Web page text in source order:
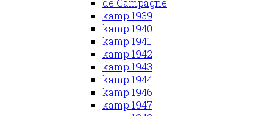
de Campagne
kamp 1939
kamp 1940
kamp 1941
kamp 1942
kamp 1943
kamp 1944
kamp 1946
kamp 1947